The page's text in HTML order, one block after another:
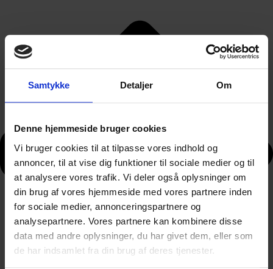
Samtykke Detaljer Om
Denne hjemmeside bruger cookies
Vi bruger cookies til at tilpasse vores indhold og
annoncer, til at vise dig funktioner til sociale medier og til
at analysere vores trafik. Vi deler også oplysninger om
din brug af vores hjemmeside med vores partnere inden
for sociale medier, annonceringspartnere og
analysepartnere. Vores partnere kan kombinere disse
data med andre oplysninger, du har givet dem, eller som
de har indsamlet fra din brug af deres tjenester.